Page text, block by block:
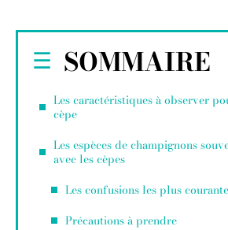
SOMMAIRE
Les caractéristiques à observer
cèpe
Les espèces de champignons
avec les cèpes
Les confusions les plus
Précautions à prendre